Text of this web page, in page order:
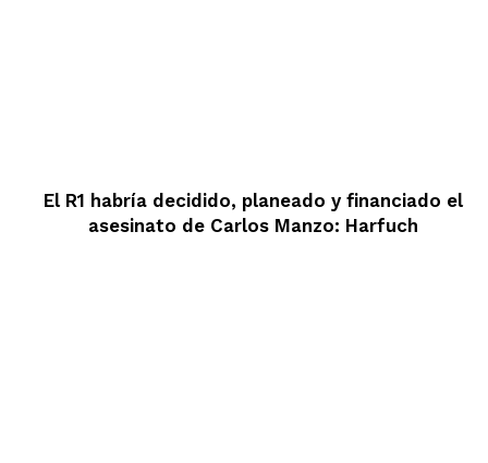
El R1 habría decidido, planeado y financiado el
asesinato de Carlos Manzo: Harfuch